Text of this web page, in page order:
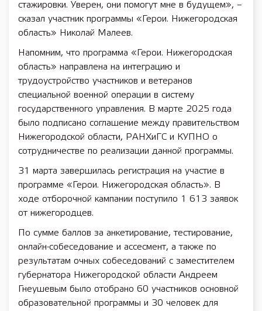
стажировки. Уверен, они помогут мне в будущем», –
сказал участник программы «Герои. Нижегородская
область» Николай Малеев.
Напомним, что программа «Герои. Нижегородская
область» направлена на интеграцию и
трудоустройство участников и ветеранов
специальной военной операции в систему
государственного управления. В марте 2025 года
было подписано соглашение между правительством
Нижегородской области, РАНХиГС и КУПНО о
сотрудничестве по реализации данной программы.
31 марта завершилась регистрация на участие в
программе «Герои. Нижегородская область». В
ходе отборочной кампании поступило 1 613 заявок
от нижегородцев.
По сумме баллов за анкетирование, тестирование,
онлайн-собеседование и ассесмент, а также по
результатам очных собеседований с заместителем
губернатора Нижегородской области Андреем
Гнеушевым было отобрано 60 участников основной
образовательной программы и 30 человек для